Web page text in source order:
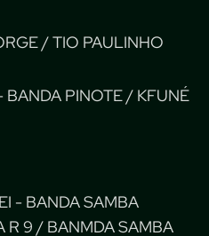
/ TIO PAULINHO
BANDA PINOTE / KFUNÉ
- BANDA SAMBA
R 9 / BANMDA SAMBA